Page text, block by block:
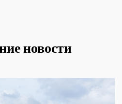
новости